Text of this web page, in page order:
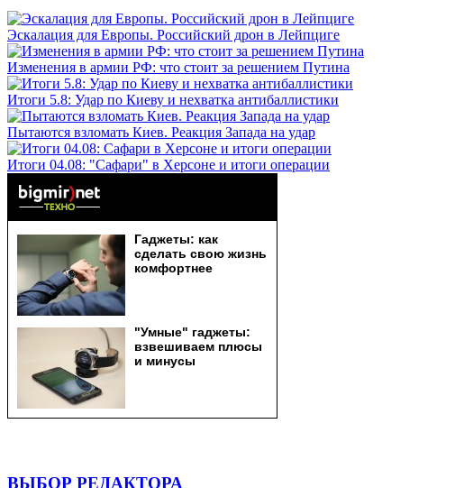
Эскалация для Европы. Российский дрон в Лейпциге
Изменения в армии РФ: что стоит за решением Путина
Итоги 5.8: Удар по Киеву и нехватка антибаллистики
Пытаются взломать Киев. Реакция Запада на удар
Итоги 04.08: "Сафари" в Херсоне и итоги операции
ВЫБОР РЕДАКТОРА